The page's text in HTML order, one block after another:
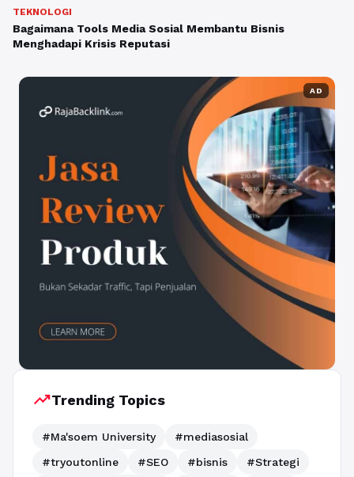
TEKNOLOGI
Bagaimana Tools Media Sosial Membantu Bisnis
Menghadapi Krisis Reputasi
AD
trending_upTrending Topics
#Ma'soem University
#mediasosial
#tryoutonline
#SEO #bisnis
#Strategi